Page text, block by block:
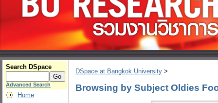
Search DSpace
Advanced Search
Home
DSpace at Bangkok University >
Browsing by Subject Oldies